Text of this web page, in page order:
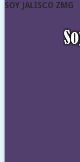
SOY JALISCO ZMG